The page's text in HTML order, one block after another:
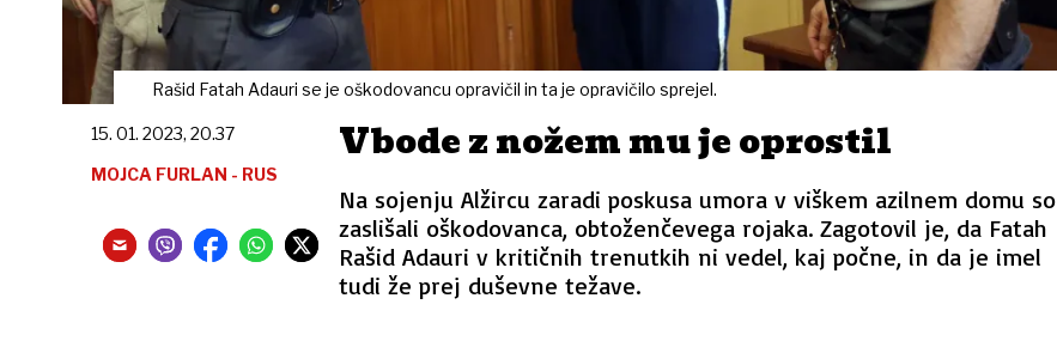
Rašid Fatah Adauri se je oškodovancu opravičil in ta je opravičilo sprejel.
Vbode z nožem mu je oprostil
Na sojenju Alžircu zaradi poskusa umora v viškem azilnem domu so
zaslišali oškodovanca, obtoženčevega rojaka. Zagotovil je, da Fatah
Rašid Adauri v kritičnih trenutkih ni vedel, kaj počne, in da je imel
tudi že prej duševne težave.
15. 01. 2023, 20.37
MOJCA FURLAN - RUS